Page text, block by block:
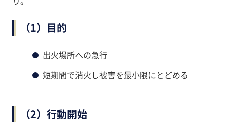
（1）目的
出火場所への急行
短期間で消火し被害を最小限にとどめる
（2）行動開始